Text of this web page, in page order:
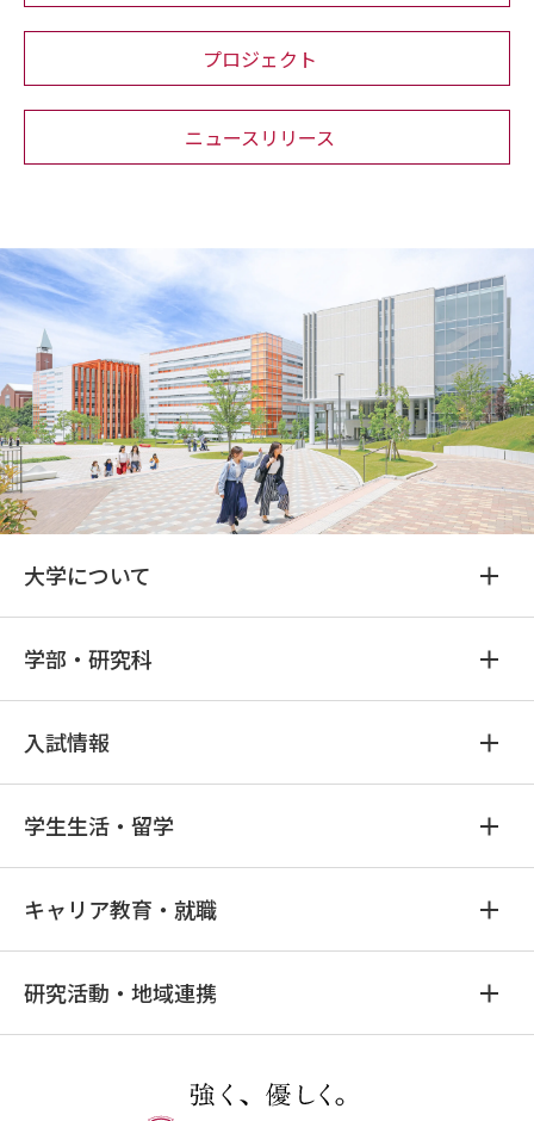
プロジェクト
ニュースリリース
大学について
学部・研究科
入試情報
学生生活・留学
キャリア教育・就職
研究活動・地域連携